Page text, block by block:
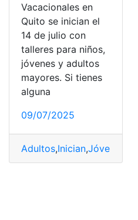
Vacacionales en
Quito se inician el
14 de julio con
talleres para niños,
jóvenes y adultos
mayores. Si tienes
alguna
09/07/2025
Adultos,Inician,Jóvenes